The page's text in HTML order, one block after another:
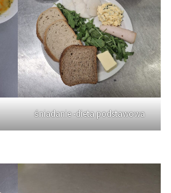
śniadanie -dieta podstawowa